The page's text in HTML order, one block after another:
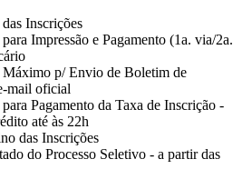
Inscrições
Impressão e Pagamento (1a. via/2a.
Máximo p/ Envio de Boletim de
mail oficial
Pagamento da Taxa de Inscrição -
até às 22h
das Inscrições
do Processo Seletivo - a partir das